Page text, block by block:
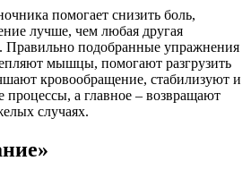
помогает снизить боль,
лучше, чем любая другая
Правильно подобранные упражнения
мышцы, помогают разгрузить
кровообращение, стабилизуют и
а главное – возвращают
случаях.